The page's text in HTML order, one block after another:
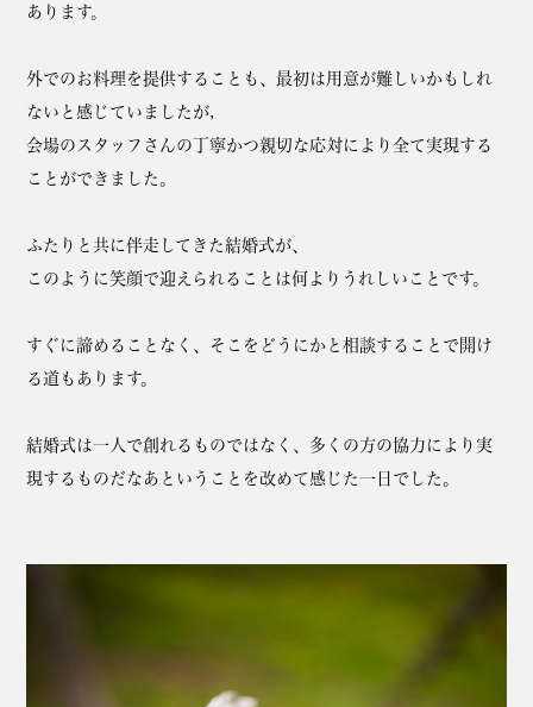
あります。
外でのお料理を提供することも、最初は用意が難しいかもしれ
ないと感じていましたが,
会場のスタッフさんの丁寧かつ親切な応対により全て実現する
ことができました。
ふたりと共に伴走してきた結婚式が、
このように笑顔で迎えられることは何よりうれしいことです。
すぐに諦めることなく、そこをどうにかと相談することで開け
る道もあります。
結婚式は一人で創れるものではなく、多くの方の協力により実
現するものだなあということを改めて感じた一日でした。